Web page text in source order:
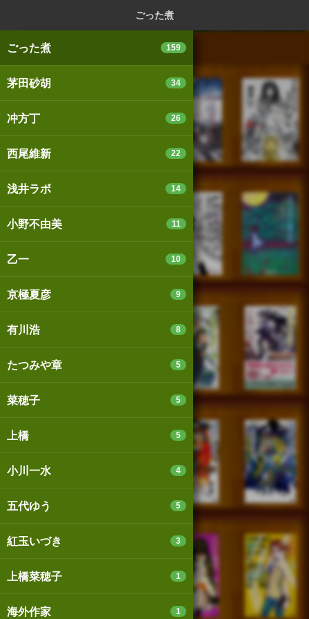
ごった煮
ごった煮 159
茅田砂胡 34
冲方丁 26
西尾維新 22
浅井ラボ 14
小野不由美 11
乙一 10
京極夏彦 9
有川浩 8
たつみや章 5
菜穂子 5
上橋 5
小川一水 4
五代ゆう 5
紅玉いづき 3
上橋菜穂子 1
海外作家 1
パソコン版
個人情報保護基本方針
Cookie等の利用に関するガイドライン
サイトアクセス情報の取得について
法人・プレスお問い合わせ 運営会社
※本サイトはアフィリエイトプログラムによる収益を得ていま